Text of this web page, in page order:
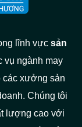
lĩnh vực sản
vụ ngành may
các xưởng sản
Chúng tôi
lượng cao với